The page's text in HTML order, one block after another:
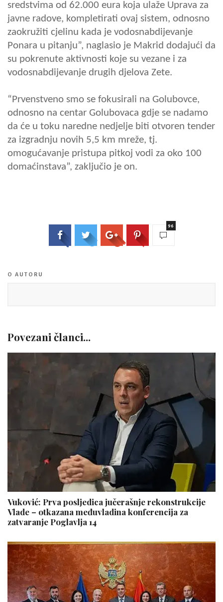
sredstvima od 62.000 eura koja ulaže Uprava za
javne radove, kompletirati ovaj sistem, odnosno
zaokružiti cjelinu kada je vodosnabdijevanje
Ponara u pitanju”, naglasio je Makrid dodajući da
su pokrenute aktivnosti koje su vezane i za
vodosnabdijevanje drugih djelova Zete.
“Prvenstveno smo se fokusirali na Golubovce,
odnosno na centar Golubovaca gdje se nadamo
da će u toku naredne nedjelje biti otvoren tender
za izgradnju novih 5,5 km mreže, tj.
omogućavanje pristupa pitkoj vodi za oko 100
domaćinstava”, zaključio je on.
96
O AUTORU
Povezani članci...
Vuković: Prva posljedica jučerašnje rekonstrukcije
Vlade – otkazana međuvladina konferencija za
zatvaranje Poglavlja 14